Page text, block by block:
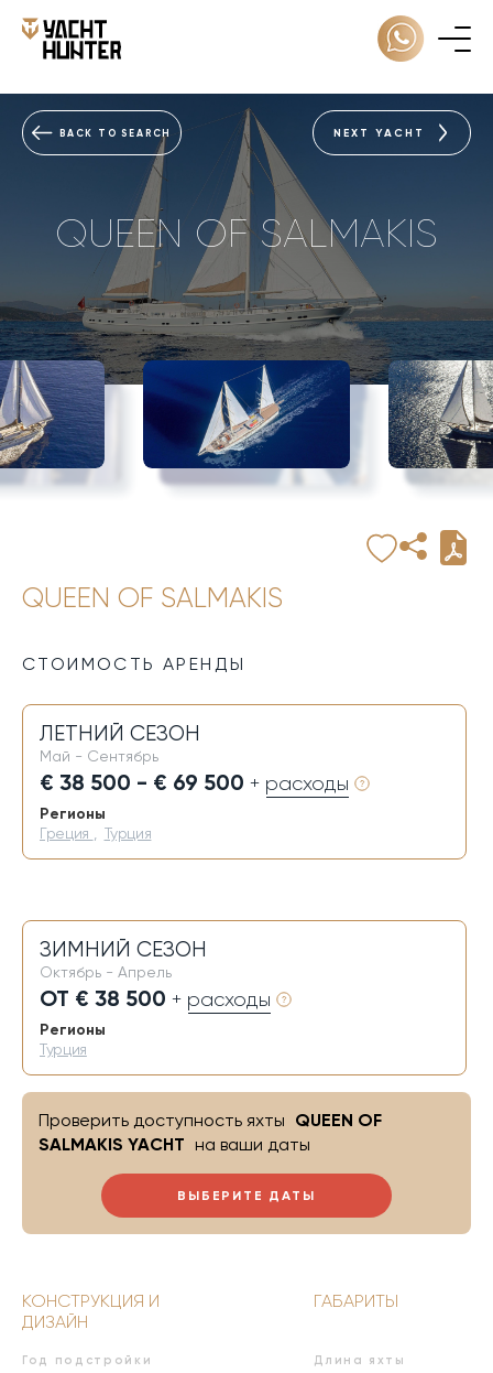
BACK TO SEARCH NEXT YACHT
QUEEN OF SALMAKIS
QUEEN OF SALMAKIS
СТОИМОСТЬ АРЕНДЫ
ЛЕТНИЙ СЕЗОН
Май - Сентябрь
€ 38 500 - € 69 500 + расходы
Регионы
Греция Турция
ЗИМНИЙ СЕЗОН
Октябрь - Апрель
ОТ € 38 500 + расходы
Регионы
Турция
ВЫБЕРИТЕ ДАТЫ
Проверить доступность яхты QUEEN OF
SALMAKIS YACHT на ваши даты
КОНСТРУКЦИЯ И
ДИЗАЙН
Год подстройки
ГАБАРИТЫ
Длина яхты